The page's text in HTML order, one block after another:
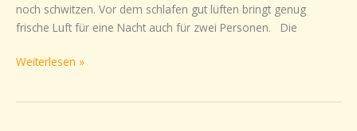
noch schwitzen. Vor dem schlafen gut lüften bringt genug
frische Luft für eine Nacht auch für zwei Personen. Die
Weiterlesen »